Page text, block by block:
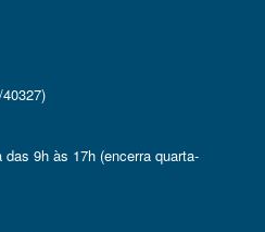
9h às 17h (encerra quarta-